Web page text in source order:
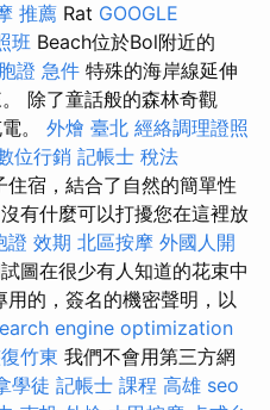
推薦 Rat GOOGLE
班 Beach位於Bol附近的
證 急件 特殊的海岸線延伸
除了童話般的森林奇觀
。 外燴 臺北 經絡調理證照
位行銷 記帳士 稅法
宿，結合了自然的簡單性
沒有什麼可以打擾您在這裡放
證 效期 北區按摩 外國人開
圖在很少有人知道的花束中
的，簽名的機密聲明，以
engine optimization
竹東 我們不會用第三方網
學徒 記帳士 課程 高雄 seo